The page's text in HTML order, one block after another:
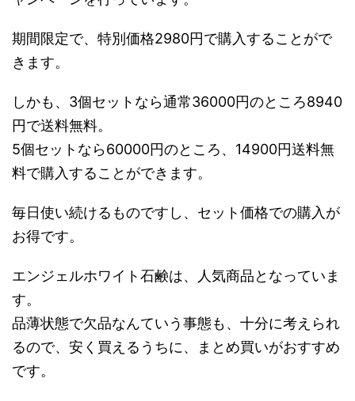
期間限定で、特別価格2980円で購入することがで
きます。
しかも、3個セットなら通常36000円のところ8940
円で送料無料。
5個セットなら60000円のところ、14900円送料無
料で購入することができます。
毎日使い続けるものですし、セット価格での購入が
お得です。
エンジェルホワイト石鹸は、人気商品となっていま
す。
品薄状態で欠品なんていう事態も、十分に考えられ
るので、安く買えるうちに、まとめ買いがおすすめ
です。